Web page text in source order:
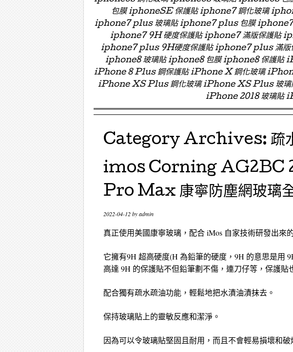
包膜 iphoneSE 保護貼 iphone7 鋼化玻璃
iphone7 plus 玻璃貼 iphone7 plus 包膜 iphone7
iphone7 9H 硬度保護貼 iphone7 滿版保護貼
iphone7 plus 9H硬度保護貼 iphone7 plus 滿版
iphone8 玻璃貼 iphone8 包膜 iphone8 保護貼
iPhone 8 Plus 鋼保護貼 iPhone X 鋼化玻璃
iPhone XS Plus 鋼化玻璃 iPhone XS Plus 玻璃
iPhone 2018 玻璃貼
Category Archives: 疏
imos Corning AG2BC
Pro Max 康寧防塵網玻璃
2022-04-12byadmin
真正使用美國康寧玻璃，配合 iMos 自家技術研發出來
它擁有9H 超高硬度(H 為鉛筆的硬度，9H 的意思是用
高達 9H 的保護貼不但鉛筆劃不傷，連刀仔等，保護貼
配合獨有疏水疏油功能，輕鬆地把水漬油漬抹去。
保持玻璃貼上的靈敏反應和潔淨。
因為可以令玻璃貼堅固且耐用，而且不會輕易損壞和破